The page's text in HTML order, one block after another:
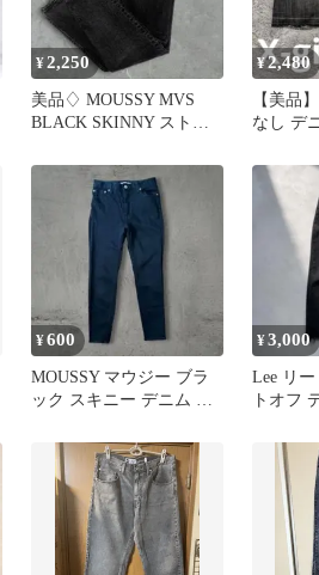
¥2,250
美品♢ MOUSSY MVS
BLACK SKINNY ストレ
¥2,480
【美品
なし デ
¥600
MOUSSY マウジー ブラ
ック スキニー デニム パ
¥3,000
Lee リ
トオフ